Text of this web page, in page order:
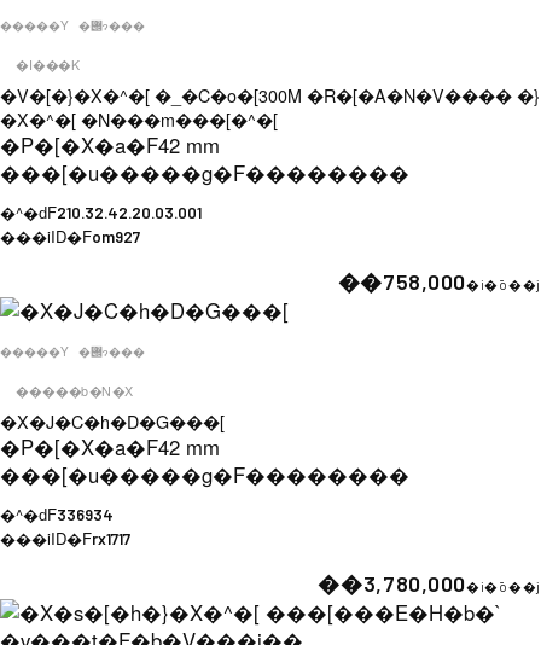
�����Y �݌ɂ���
�I���K
�V�[�}�X�^�[ �_�C�o�[300M �R�[�A�N�V���� �}
�X�^�[ �N���m���[�^�[
�P�[�X�a�F42 mm
���[�u�����g�F��������
�^�ԁF210.32.42.20.03.001
���iID�Fom927
��758,000�i�ō��j
�����Y �݌ɂ���
�����b�N�X
�X�J�C�h�D�G���[
�P�[�X�a�F42 mm
���[�u�����g�F��������
�^�ԁF336934
���iID�Frx1717
��3,780,000�i�ō��j